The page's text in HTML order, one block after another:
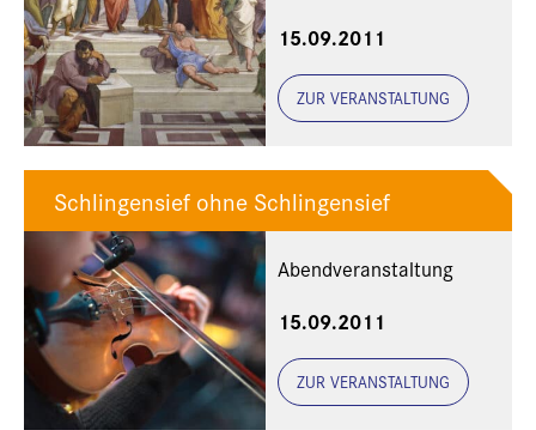
15.09.2011
ZUR VERANSTALTUNG
Schlingensief ohne Schlingensief
Abendveranstaltung
15.09.2011
ZUR VERANSTALTUNG